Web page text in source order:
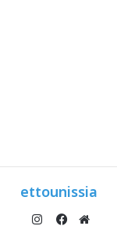
ettounissia